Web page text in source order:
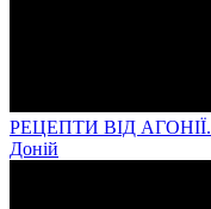
РЕЦЕПТИ ВІД АГОНІЇ.
Доній